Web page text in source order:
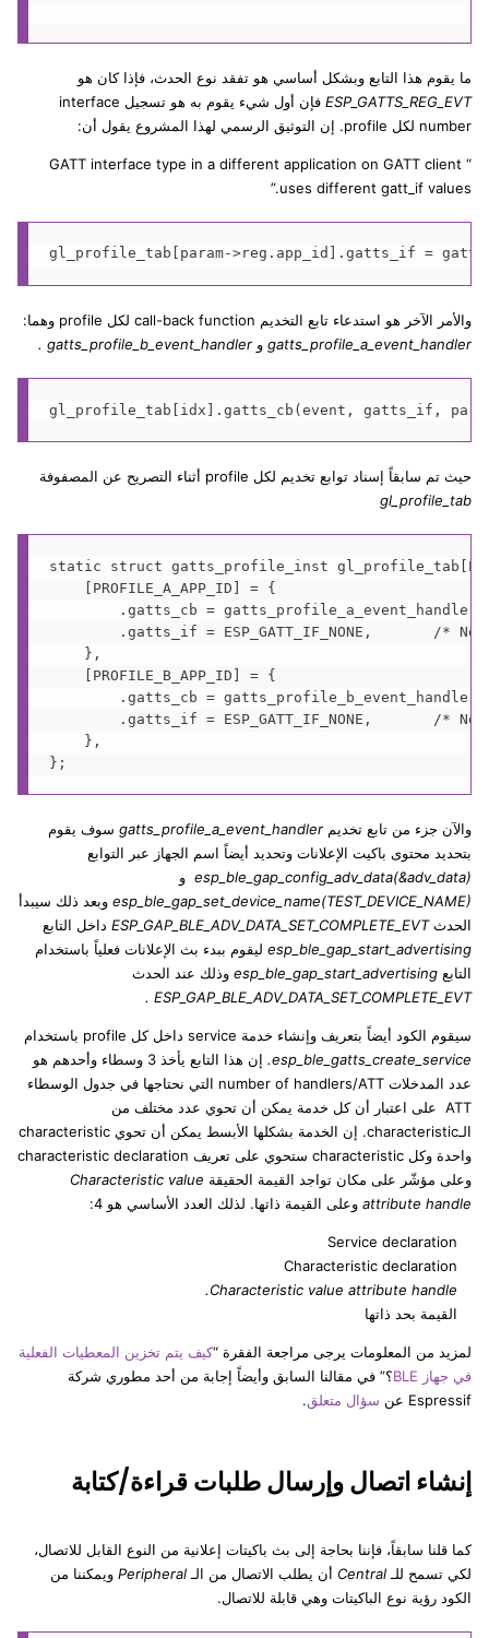
ما يقوم هذا التابع وبشكل أساسي هو تفقد نوع الحدث، فإذا كان هو
ESP_GATTS_REG_EVT
فإن أول شيء يقوم به هو تسجيل interface
number لكل profile. إن التوثيق الرسمي لهذا المشروع يقول أن:
“ GATT interface type in a different application on GATT client
uses different gatt_if values.”
والأمر الآخر هو استدعاء تابع التخديم call-back function لكل profile وهما:
gatts_profile_a_event_handler و gatts_profile_b_event_handler .
حيث تم سابقاً إسناد توابع تخديم لكل profile أثناء التصريح عن المصفوفة
gl_profile_tab
static struct gatts_profile_inst
    [PROFILE_A_APP_ID] = {
        .gatts_cb = gatts_profile_a_event_handler,
.gatts_if = ESP_GATT_IF_NONE,       /*
    },
    [PROFILE_B_APP_ID] = {
.gatts_cb =
.gatts_if = ESP_GATT_IF_NONE,       /*
    },
والآن جزء من تابع تخديم gatts_profile_a_event_handler سوف يقوم
بتحديد محتوى باكيت الإعلانات وتحديد أيضاً اسم الجهاز عبر التوابع
esp_ble_gap_config_adv_data(&adv_data) و
esp_ble_gap_set_device_name(TEST_DEVICE_NAME) وبعد ذلك سيبدأ
الحدثESP_GAP_BLE_ADV_DATA_SET_COMPLETE_EVT داخل التابع
esp_ble_gap_start_advertising ليقوم ببدء بث الإعلانات فعلياً باستخدام
التابع esp_ble_gap_start_advertising وذلك عند الحدث
ESP_GAP_BLE_ADV_DATA_SET_COMPLETE_EVT .
سيقوم الكود أيضاً بتعريف وإنشاء خدمة service داخل كل profile باستخدام
esp_ble_gatts_create_service.
إن هذا التابع يأخذ 3 وسطاء وأحدهم هو
عدد المدخلات number of handlers/ATT التي نحتاجها في جدول الوسطاء
ATT على اعتبار أن كل خدمة يمكن أن تحوي عدد مختلف من
الـcharacteristic. إن الخدمة بشكلها الأبسط يمكن أن تحوي characteristic
واحدة وكل characteristic ستحوي على تعريف characteristic declaration
وعلى مؤشّر على مكان تواجد القيمة الحقيقة Characteristic value
attribute handle وعلى القيمة ذاتها. لذلك العدد الأساسي هو 4:
Service declaration
Characteristic declaration
Characteristic value attribute handle.
القيمة بحد ذاتها
لمزيد من المعلومات يرجى مراجعة الفقرة “كيف يتم تخزين المعطيات الفعلية
في جهاز BLE
؟” في مقالنا السابق وأيضاً إجابة من أحد مطوري شركة
Espressif عن
سؤال متعلق.
إنشاء اتصال وإرسال طلبات قراءة/كتابة
كما قلنا سابقاً، فإننا بحاجة إلى بث باكيتات إعلانية من النوع القابل للاتصال،
لكي تسمح للـCentral أن يطلب الاتصال من الـPeripheral ويمكننا من
الكود رؤية نوع الباكيتات وهي قابلة للاتصال.